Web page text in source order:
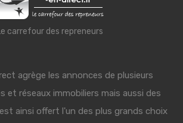
carrefour des repreneurs
agrège les annonces de plusieurs
et réseaux immobiliers mais aussi des
ainsi offert l'un des plus grands choix